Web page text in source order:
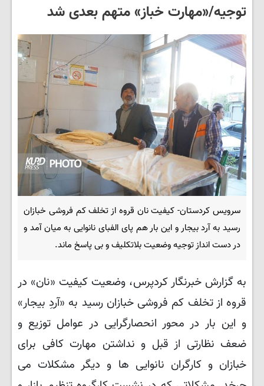
توجیه/«مهارت خباز» متهم بعدی شد
سرویس کردستان- کیفیت نان قروه از تخلف کم فروشی خبازان
رسید به آرد بیجار و این بار هم پای الفبای نانوایی به میان آمد و
در دست انداز توجیه وضعیت بلاتکلیف و بی پاسخ ماند.
به گزارش خبرنگار کردپرس، وضعیت کیفیت «نان» در
قروه از تخلف کم فروشی خبازان رسید به «آردِ بیجار»
و این بار در محور انحصارگرایی در عوامل توزیع و
ضعف نظارتی از قبل و نداشتن مهارت کافی برای
خبازان و کارگران نانوایی ها و دیگر مشکلات می